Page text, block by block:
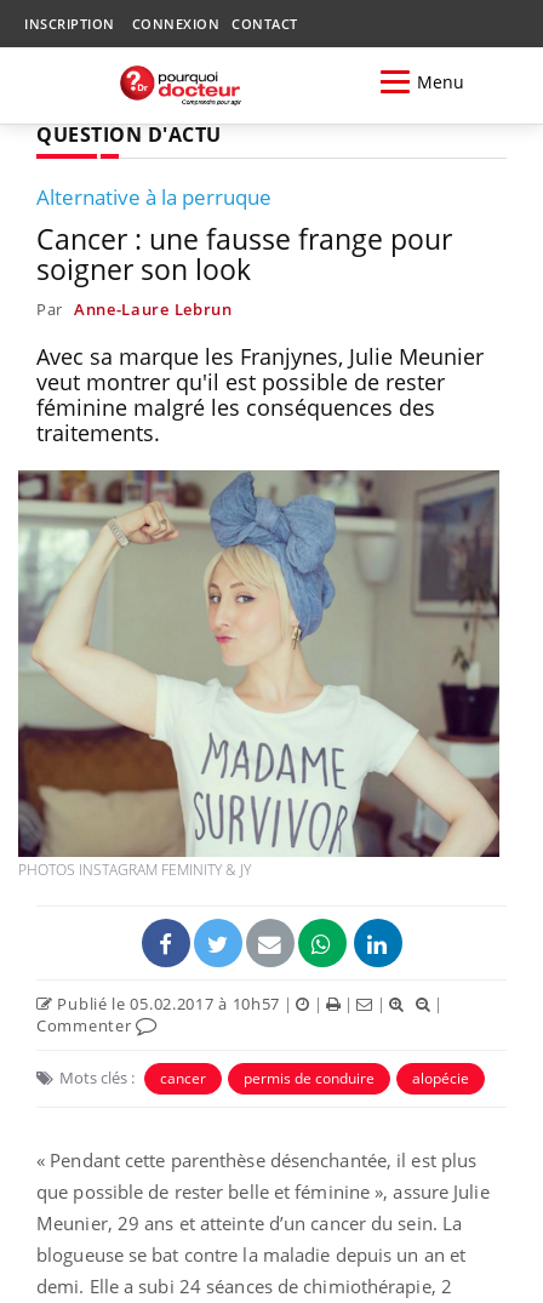
INSCRIPTION CONNEXION CONTACT
Menu
QUESTION D'ACTU
Alternative à la perruque
Cancer : une fausse frange pour
soigner son look
Par Anne-Laure Lebrun
Avec sa marque les Franjynes, Julie Meunier
veut montrer qu'il est possible de rester
féminine malgré les conséquences des
traitements.
PHOTOS INSTAGRAM FEMINITY & JY
Publié le 05.02.2017 à 10h57 | | | |
|
Commenter
Mots clés : cancer permis de conduire alopécie
« Pendant cette parenthèse désenchantée, il est plus
que possible de rester belle et féminine », assure Julie
Meunier, 29 ans et atteinte d’un cancer du sein. La
blogueuse se bat contre la maladie depuis un an et
demi. Elle a subi 24 séances de chimiothérapie, 2